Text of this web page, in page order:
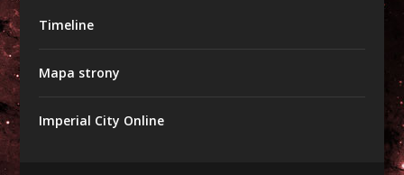
Timeline
Mapa strony
Imperial City Online